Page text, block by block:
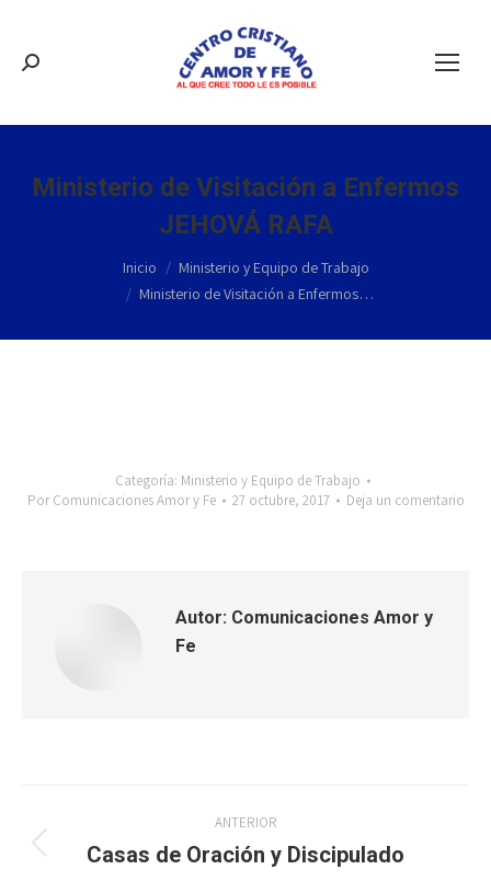
Buscar:
Ministerio de Visitación a Enfermos
JEHOVÁ RAFA
Inicio
Ministerio y Equipo de Trabajo
Ministerio de Visitación a Enfermos…
Categoría: Ministerio y Equipo de Trabajo
Por Comunicaciones Amor y Fe 27 octubre, 2017 Deja un comentario
Autor: Comunicaciones Amor y
Fe
Navegación
entre
ANTERIOR
Publicación
Casas de Oración y Discipulado